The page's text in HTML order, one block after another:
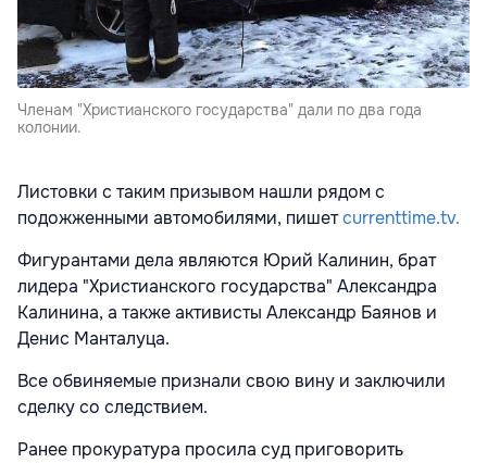
Членам "Христианского государства" дали по два года
колонии.
Листовки с таким призывом нашли рядом с
подожженными автомобилями, пишетcurrenttime.tv.
Фигурантами дела являются Юрий Калинин, брат
лидера "Христианского государства" Александра
Калинина, а также активисты Александр Баянов и
Денис Манталуца.
Все обвиняемые признали свою вину и заключили
сделку со следствием.
Ранее прокуратура просила суд приговорить